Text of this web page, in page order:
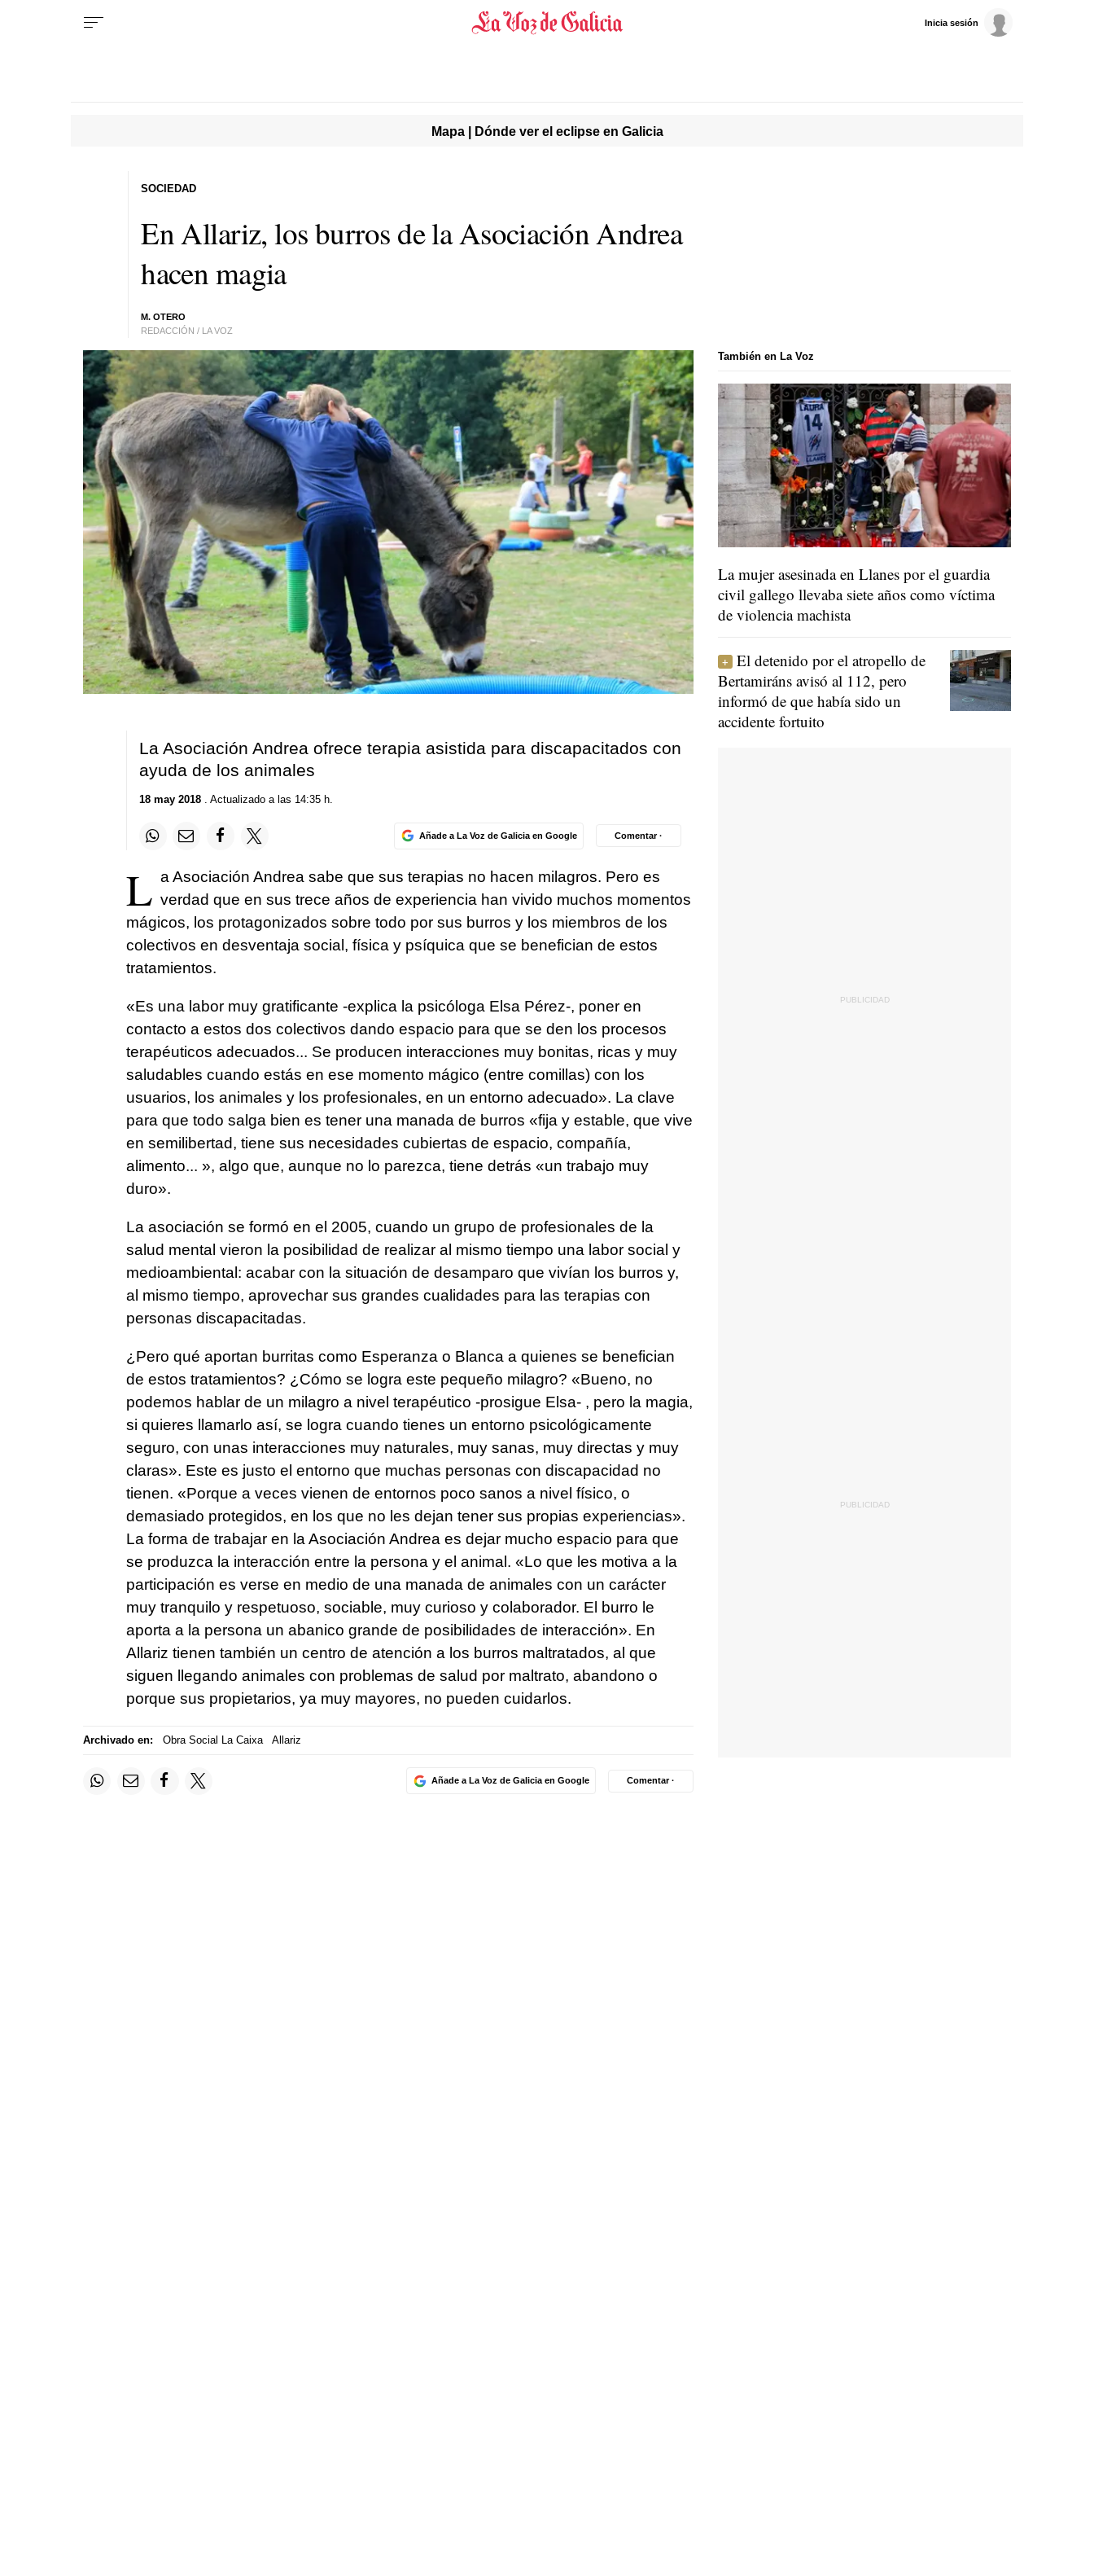
Inicia sesión
Mapa | Dónde ver el eclipse en Galicia
En Allariz, los burros de la Asociación Andrea
hacen magia
M. OTERO
REDACCIÓN / LA VOZ
SOCIEDAD
La Asociación Andrea ofrece terapia asistida para discapacitados con
ayuda de los animales
18 may 2018. Actualizado a las 14:35 h.
Añade a La Voz de Galicia en Google Comentar ·
L a Asociación Andrea sabe que sus terapias no hacen milagros. Pero es
verdad que en sus trece años de experiencia han vivido muchos momentos
mágicos, los protagonizados sobre todo por sus burros y los miembros de los
colectivos en desventaja social, física y psíquica que se benefician de estos
tratamientos.
«Es una labor muy gratificante -explica la psicóloga Elsa Pérez-, poner en
contacto a estos dos colectivos dando espacio para que se den los procesos
terapéuticos adecuados... Se producen interacciones muy bonitas, ricas y muy
saludables cuando estás en ese momento mágico (entre comillas) con los
usuarios, los animales y los profesionales, en un entorno adecuado». La clave
para que todo salga bien es tener una manada de burros «fija y estable, que vive
en semilibertad, tiene sus necesidades cubiertas de espacio, compañía,
alimento... », algo que, aunque no lo parezca, tiene detrás «un trabajo muy
duro».
La asociación se formó en el 2005, cuando un grupo de profesionales de la
salud mental vieron la posibilidad de realizar al mismo tiempo una labor social y
medioambiental: acabar con la situación de desamparo que vivían los burros y,
al mismo tiempo, aprovechar sus grandes cualidades para las terapias con
personas discapacitadas.
¿Pero qué aportan burritas como Esperanza o Blanca a quienes se benefician
de estos tratamientos? ¿Cómo se logra este pequeño milagro? «Bueno, no
podemos hablar de un milagro a nivel terapéutico -prosigue Elsa- , pero la magia,
si quieres llamarlo así, se logra cuando tienes un entorno psicológicamente
seguro, con unas interacciones muy naturales, muy sanas, muy directas y muy
claras». Este es justo el entorno que muchas personas con discapacidad no
tienen. «Porque a veces vienen de entornos poco sanos a nivel físico, o
demasiado protegidos, en los que no les dejan tener sus propias experiencias».
La forma de trabajar en la Asociación Andrea es dejar mucho espacio para que
se produzca la interacción entre la persona y el animal. «Lo que les motiva a la
participación es verse en medio de una manada de animales con un carácter
muy tranquilo y respetuoso, sociable, muy curioso y colaborador. El burro le
aporta a la persona un abanico grande de posibilidades de interacción». En
Allariz tienen también un centro de atención a los burros maltratados, al que
siguen llegando animales con problemas de salud por maltrato, abandono o
porque sus propietarios, ya muy mayores, no pueden cuidarlos.
Archivado en: Obra Social La Caixa Allariz
Añade a La Voz de Galicia en Google Comentar ·
También en La Voz
La mujer asesinada en Llanes por el guardia
civil gallego llevaba siete años como víctima
de violencia machista
El detenido por el atropello de
Bertamiráns avisó al 112, pero
informó de que había sido un
accidente fortuito